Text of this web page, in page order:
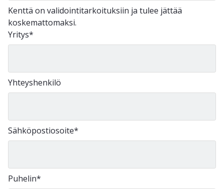
Kenttä on validointitarkoituksiin ja tulee jättää
koskemattomaksi.
Yritys*
Yhteyshenkilö
Sähköpostiosoite*
Puhelin*